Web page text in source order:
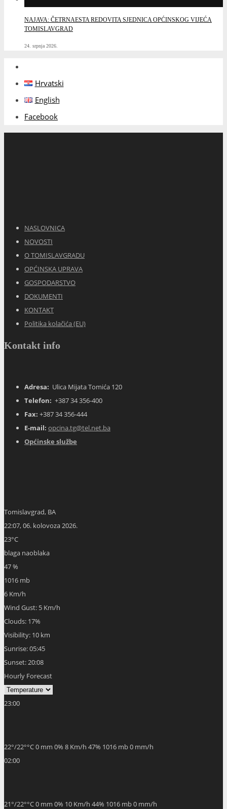
NAJAVA: ČETRNAESTA REDOVITA SJEDNICA OPĆINSKOG VIJEĆA
TOMISLAVGRAD
24. srpnja 2026.
Hrvatski
English
Facebook
NASLOVNICA
NOVOSTI
O TOMISLAVGRADU
OPĆINSKA UPRAVA
GOSPODARSTVO
DOKUMENTI
KONTAKT
Politika kolačića (EU)
Kontakt info
Adresa: Ulica Mijata Tomića 120
Telefon: +387 34 356-400
Fax: +387 34 356-444
E-mail: opcina.tg@tel.net.ba
Općinske službe
Tomislavgrad, BA
22:07,06. kolovoza 2026.
23°C
blaga naoblaka
47 %
1016 mb
6 Km/h
Wind Gust: 5 Km/h
Clouds: 17%
Visibility: 10 km
Sunrise:05:45
Sunset: 20:08
Hourly Forecast
23:00
22°/22°°C0 mm 0% 8 Km/h 47% 1016 mb0 mm/h
02:00
21°/22°°C0 mm 0% 10 Km/h 44% 1016 mb0 mm/h